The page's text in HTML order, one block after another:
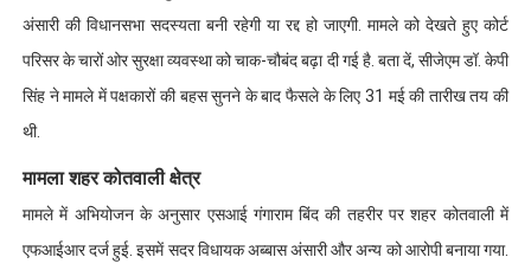
अंसारी की विधानसभा सदस्यता बनी रहेगी या रद्द हो जाएगी. मामले को देखते हुए कोर्ट
परिसर के चारों ओर सुरक्षा व्यवस्था को चाक-चौबंद बढ़ा दी गई है. बता दें, सीजेएम डॉ. केपी
सिंह ने मामले में पक्षकारों की बहस सुनने के बाद फैसले के लिए 31 मई की तारीख तय की
थी.
मामला शहर कोतवाली क्षेत्र
मामले में अभियोजन के अनुसार एसआई गंगाराम बिंद की तहरीर पर शहर कोतवाली में
एफआईआर दर्ज हुई. इसमें सदर विधायक अब्बास अंसारी और अन्य को आरोपी बनाया गया.